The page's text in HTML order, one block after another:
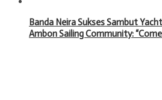
Banda Neira Sukses Sambut
Ambon Sailing Community: